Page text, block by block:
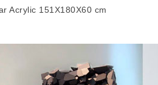
Acrylic 151X180X60 cm